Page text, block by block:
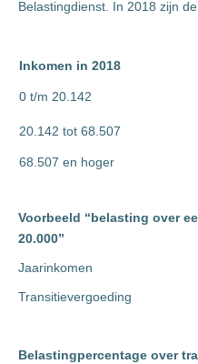
Belastingdienst. In 2018 zijn
Inkomen in
0 t/m 20.142
20.142 tot 68.507
68.507 en hoger
Voorbeeld “belasting over
20.000”
Jaarinkomen €
Transitievergoeding
Belastingpercentage over